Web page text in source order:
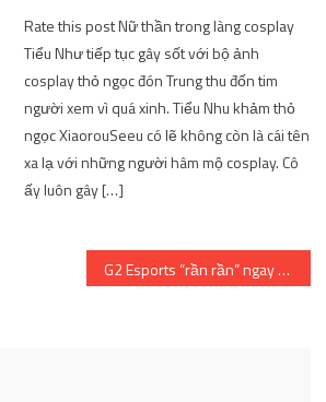
Rate this post Nữ thần trong làng cosplay
Tiểu Như tiếp tục gây sốt với bộ ảnh
cosplay thỏ ngọc đón Trung thu đốn tim
người xem vì quá xinh. Tiểu Nhu khảm thỏ
ngọc XiaorouSeeu có lẽ không còn là cái tên
xa lạ với những người hâm mộ cosplay. Cô
ấy luôn gây […]
G2 Esports “rần rần” ngay khi hay tin Saigon Buffalo sẽ tham dự CKTG 2022